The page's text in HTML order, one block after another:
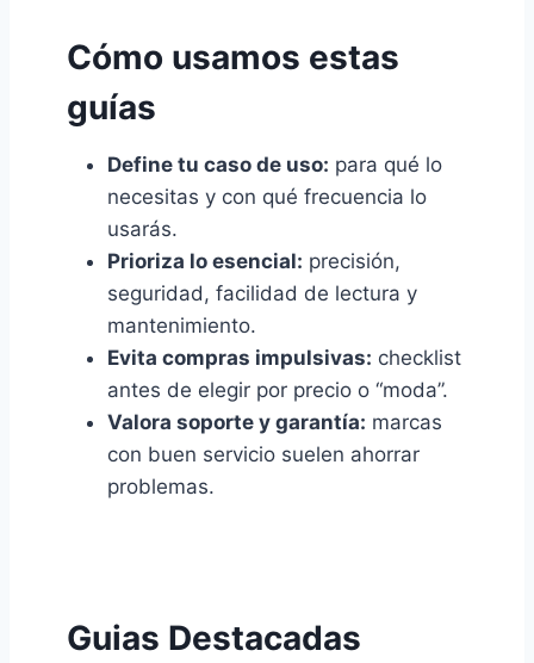
Cómo usamos estas
guías
Define tu caso de uso: para qué lo
necesitas y con qué frecuencia lo
usarás.
Prioriza lo esencial: precisión,
seguridad, facilidad de lectura y
mantenimiento.
Evita compras impulsivas: checklist
antes de elegir por precio o “moda”.
Valora soporte y garantía: marcas
con buen servicio suelen ahorrar
problemas.
Guias Destacadas